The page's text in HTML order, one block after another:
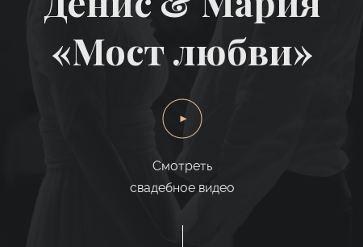
«Мост любви»
Смотреть
свадебное видео